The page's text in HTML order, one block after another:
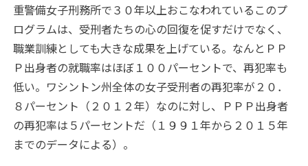
重警備女子刑務所で３０年以上おこなわれているこのプ
ログラムは、受刑者たちの心の回復を促すだけでなく、
職業訓練としても大きな成果を上げている。なんとＰＰ
Ｐ出身者の就職率はほぼ１００パーセントで、再犯率も
低い。ワシントン州全体の女子受刑者の再犯率が２０．
８パーセント（２０１２年）なのに対し、ＰＰＰ出身者
の再犯率は５パーセントだ（１９９１年から２０１５年
までのデータによる）。